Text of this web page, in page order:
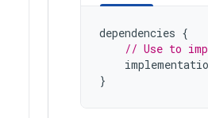
dependencies {
// Use to
}